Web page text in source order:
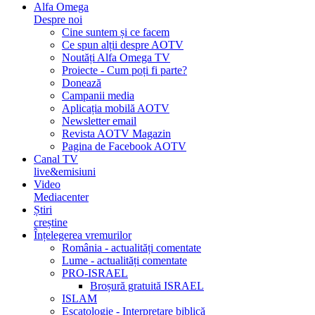
Alfa Omega
Despre noi
Cine suntem și ce facem
Ce spun alții despre AOTV
Noutăți Alfa Omega TV
Proiecte - Cum poți fi parte?
Donează
Campanii media
Aplicația mobilă AOTV
Newsletter email
Revista AOTV Magazin
Pagina de Facebook AOTV
Canal TV
live&emisiuni
Video
Mediacenter
Știri
creștine
Înțelegerea vremurilor
România - actualități comentate
Lume - actualități comentate
PRO-ISRAEL
Broșură gratuită ISRAEL
ISLAM
Escatologie - Interpretare biblică